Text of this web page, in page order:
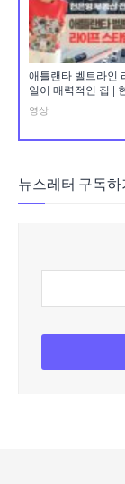
애틀랜타 벨트라인
일이 매력적인 집 |
영상
뉴스레터 구독하